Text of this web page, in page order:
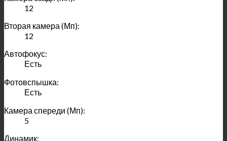
12
Вторая камера (Мп):
12
Автофокус:
Есть
Фотовспышка:
Есть
Камера спереди (Мп):
5
Динамик: